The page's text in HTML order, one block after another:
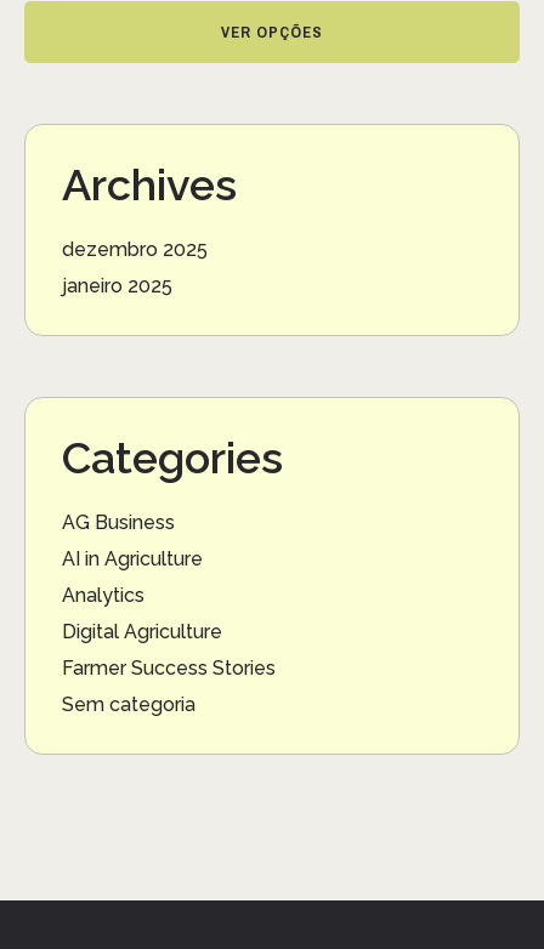
VER OPÇÕES
Archives
dezembro 2025
janeiro 2025
Categories
AG Business
AI in Agriculture
Analytics
Digital Agriculture
Farmer Success Stories
Sem categoria